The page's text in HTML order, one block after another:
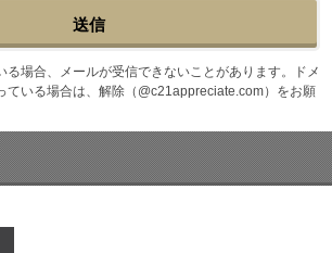
送信
る場合、メールが受信できないことがあります。ドメ
ている場合は、解除（@c21appreciate.com）をお願